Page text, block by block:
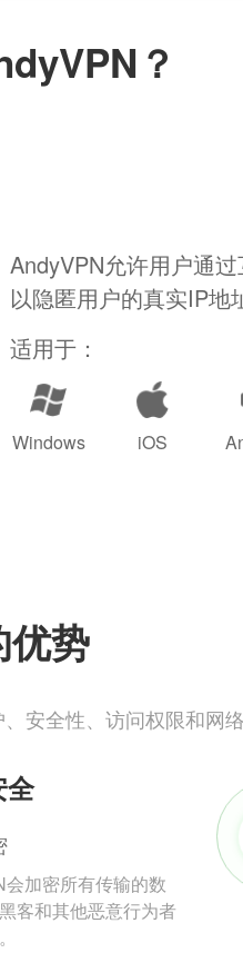
？
AndyVPN允许用户通
以隐匿用户的真实IP地
适用于：
Windows iOS
势
安全性、访问权限和网
全
加密所有传输的数
客和其他恶意行为者